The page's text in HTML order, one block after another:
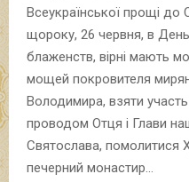
Всеукраїнської прощі до
щороку, 26 червня, в День
блаженств, вірні мають
мощей покровителя
Володимира, взяти участь
проводом Отця і Глави
Святослава, помолитися
печерний монастир…